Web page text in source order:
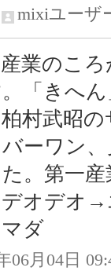
mixiユーザ
業のこ
「きへ
柏村武昭
ーワン
た。第一
オデオ→
ダ
06月04日